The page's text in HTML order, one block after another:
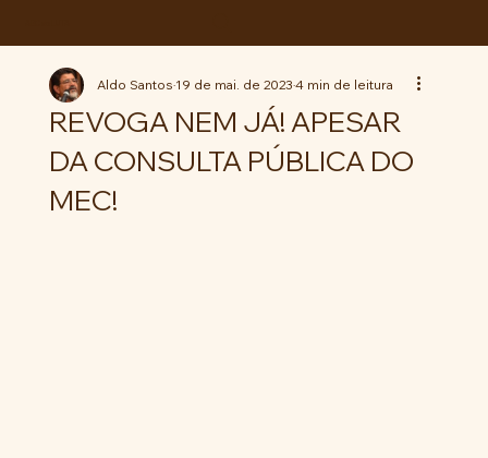
REVOGA NEM JÁ! APESAR
DA CONSULTA PÚBLICA DO
MEC!
Aldo Santos19 de mai. de 20234 min de leitura